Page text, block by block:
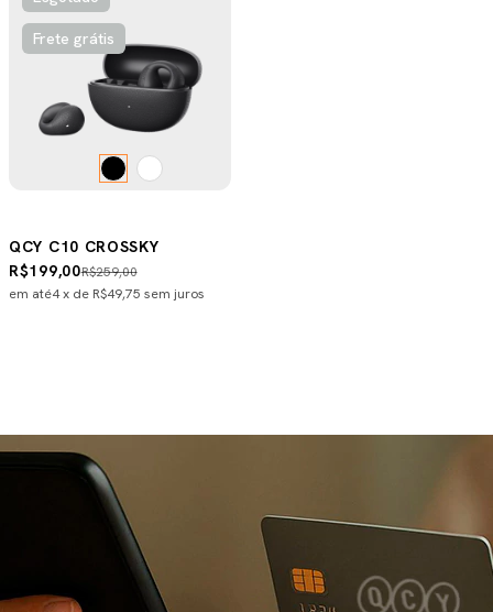
Frete grátis
QCY C10 CROSSKY
R$259,00
R$199,00
em até4x de R$49,75 sem juros